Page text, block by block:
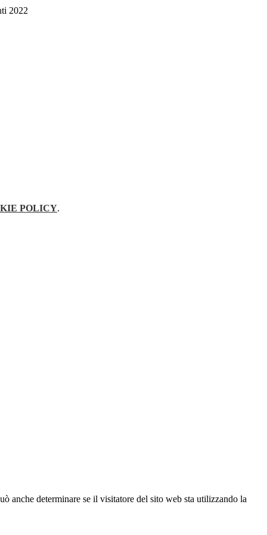
2022
POLICY.
anche determinare se il visitatore del sito web sta utilizzando la